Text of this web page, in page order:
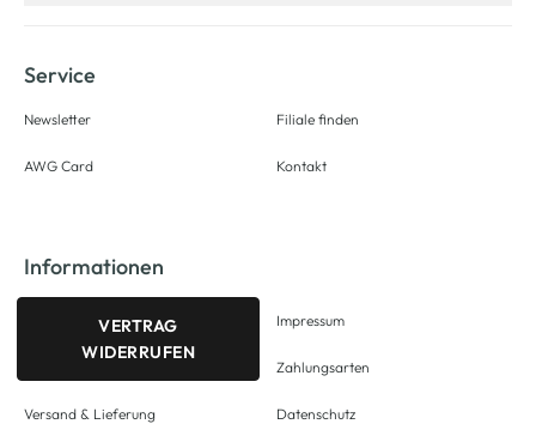
Service
Newsletter
AWG Card
Filiale finden
Kontakt
Informationen
VERTRAG
WIDERRUFEN
Versand & Lieferung
Impressum
Zahlungsarten
Datenschutz